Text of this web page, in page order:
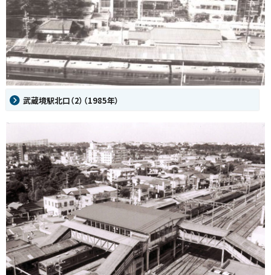
武蔵境駅北口（2）（1985年）